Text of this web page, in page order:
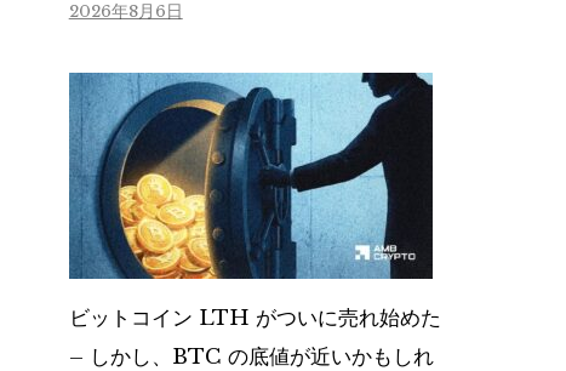
2026年8月6日
ビットコイン LTH がついに売れ始めた
– しかし、BTC の底値が近いかもしれ